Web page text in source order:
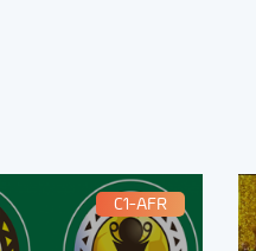
C1-AFR